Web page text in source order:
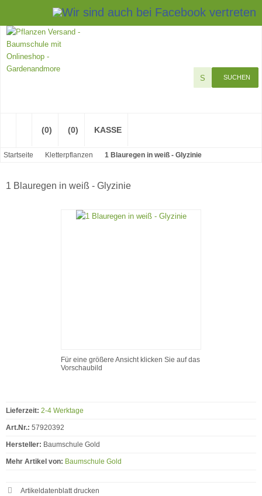
SUCHEN
(0) (0) KASSE
Startseite Kletterpflanzen 1 Blauregen in weiß - Glyzinie
1 Blauregen in weiß - Glyzinie
Für eine größere Ansicht klicken Sie auf das
Vorschaubild
Lieferzeit: 2-4 Werktage
Art.Nr.: 57920392
Hersteller: Baumschule Gold
Mehr Artikel von: Baumschule Gold
Artikeldatenblatt drucken